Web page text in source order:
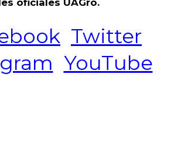
Twitter
YouTube